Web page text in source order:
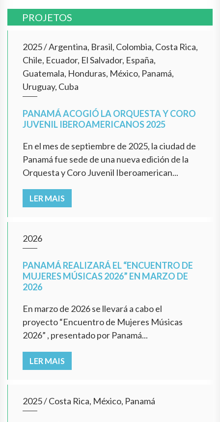
PROJETOS
2025/Argentina, Brasil, Colombia, Costa Rica,
Chile, Ecuador, El Salvador, España,
Guatemala, Honduras, México, Panamá,
Uruguay, Cuba
PANAMÁ ACOGIÓ LA ORQUESTA Y CORO
JUVENIL IBEROAMERICANOS 2025
En el mes de septiembre de 2025, la ciudad de
Panamá fue sede de una nueva edición de la
Orquesta y Coro Juvenil Iberoamerican...
LER MAIS
2026
PANAMÁ REALIZARÁ EL “ENCUENTRO DE
MUJERES MÚSICAS 2026” EN MARZO DE
2026
En marzo de 2026 se llevará a cabo el
proyecto “Encuentro de Mujeres Músicas
2026” , presentado por Panamá...
LER MAIS
2025/Costa Rica, México, Panamá